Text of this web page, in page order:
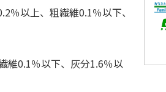
％以上、粗繊維0.1％以下、
維0.1％以下、灰分1.6％以